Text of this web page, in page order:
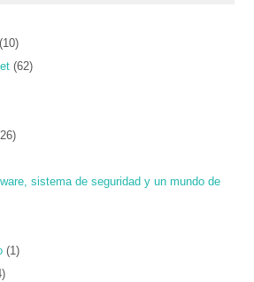
(10)
(62)
sistema de seguridad y un mundo de
(1)